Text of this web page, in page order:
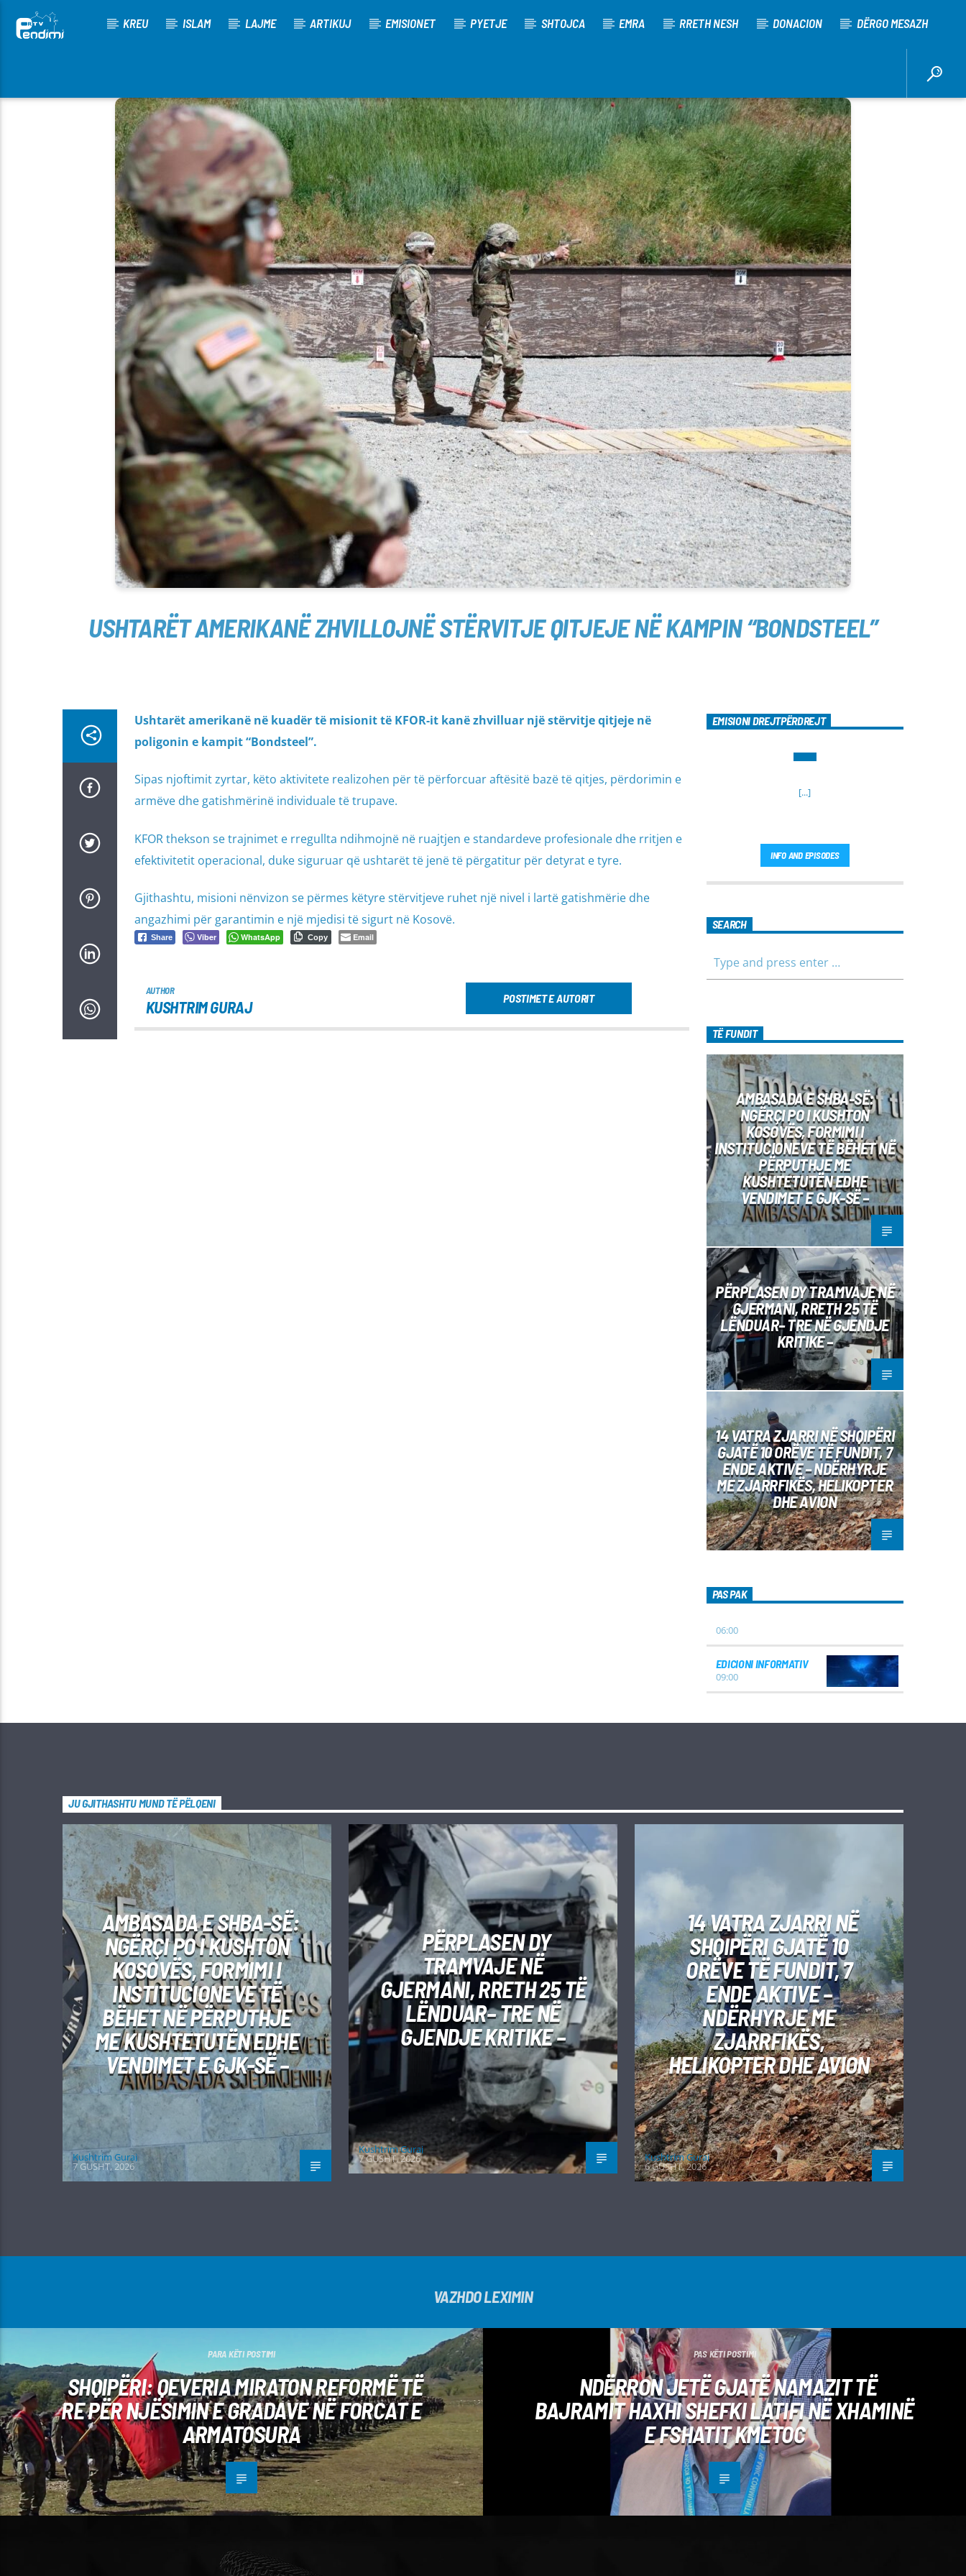
KREU ISLAM LAJME ARTIKUJ EMISIONET PYETJE SHTOJCA EMRA RRETH NESH DONACION DËRGO MESAZH
[There are no radio stations in the database]
USHTARËT AMERIKANË ZHVILLOJNË STËRVITJE QITJEJE NË KAMPIN “BONDSTEEL”
Ushtarët amerikanë në kuadër të misionit të KFOR-it kanë zhvilluar një stërvitje qitjeje në
poligonin e kampit “Bondsteel”.
Sipas njoftimit zyrtar, këto aktivitete realizohen për të përforcuar aftësitë bazë të qitjes, përdorimin e
armëve dhe gatishmërinë individuale të trupave.
KFOR thekson se trajnimet e rregullta ndihmojnë në ruajtjen e standardeve profesionale dhe rritjen e
efektivitetit operacional, duke siguruar që ushtarët të jenë të përgatitur për detyrat e tyre.
Gjithashtu, misioni nënvizon se përmes këtyre stërvitjeve ruhet një nivel i lartë gatishmërie dhe
angazhimi për garantimin e një mjedisi të sigurt në Kosovë.
Share Viber WhatsApp Copy Email
AUTHOR
KUSHTRIM GURAJ POSTIMET E AUTORIT
EMISIONI DREJTPËRDREJT
[...]
INFO AND EPISODES
SEARCH
TË FUNDIT
AMBASADA E SHBA-SË:
NGËRÇI PO I KUSHTON
KOSOVËS, FORMIMI I
INSTITUCIONEVE TË BËHET NË
PËRPUTHJE ME
KUSHTETUTËN EDHE
VENDIMET E GJK-SË –
PËRPLASEN DY TRAMVAJE NË
GJERMANI, RRETH 25 TË
LËNDUAR– TRE NË GJENDJE
KRITIKE –
14 VATRA ZJARRI NË SHQIPËRI
GJATË 10 ORËVE TË FUNDIT, 7
ENDE AKTIVE – NDËRHYRJE
ME ZJARRFIKËS, HELIKOPTER
DHE AVION
PAS PAK
06:00
EDICIONI INFORMATIV
09:00
JU GJITHASHTU MUND TË PËLQENI
AMBASADA E SHBA-SË:
NGËRÇI PO I KUSHTON
KOSOVËS, FORMIMI I
INSTITUCIONEVE TË
BËHET NË PËRPUTHJE
ME KUSHTETUTËN EDHE
VENDIMET E GJK-SË –
Kushtrim Guraj
7 GUSHT, 2026
PËRPLASEN DY
TRAMVAJE NË
GJERMANI, RRETH 25 TË
LËNDUAR– TRE NË
GJENDJE KRITIKE –
Kushtrim Guraj
7 GUSHT, 2026
14 VATRA ZJARRI NË
SHQIPËRI GJATË 10
ORËVE TË FUNDIT, 7
ENDE AKTIVE –
NDËRHYRJE ME
ZJARRFIKËS,
HELIKOPTER DHE AVION
Kushtrim Guraj
6 GUSHT, 2026
VAZHDO LEXIMIN
PARA KËTI POSTIMI
SHQIPËRI: QEVERIA MIRATON REFORMË TË
RE PËR NJËSIMIN E GRADAVE NË FORCAT E
ARMATOSURA
PAS KËTI POSTIMI
NDËRRON JETË GJATË NAMAZIT TË
BAJRAMIT HAXHI SHEFKI LATIFI NË XHAMINË
E FSHATIT KMETOC